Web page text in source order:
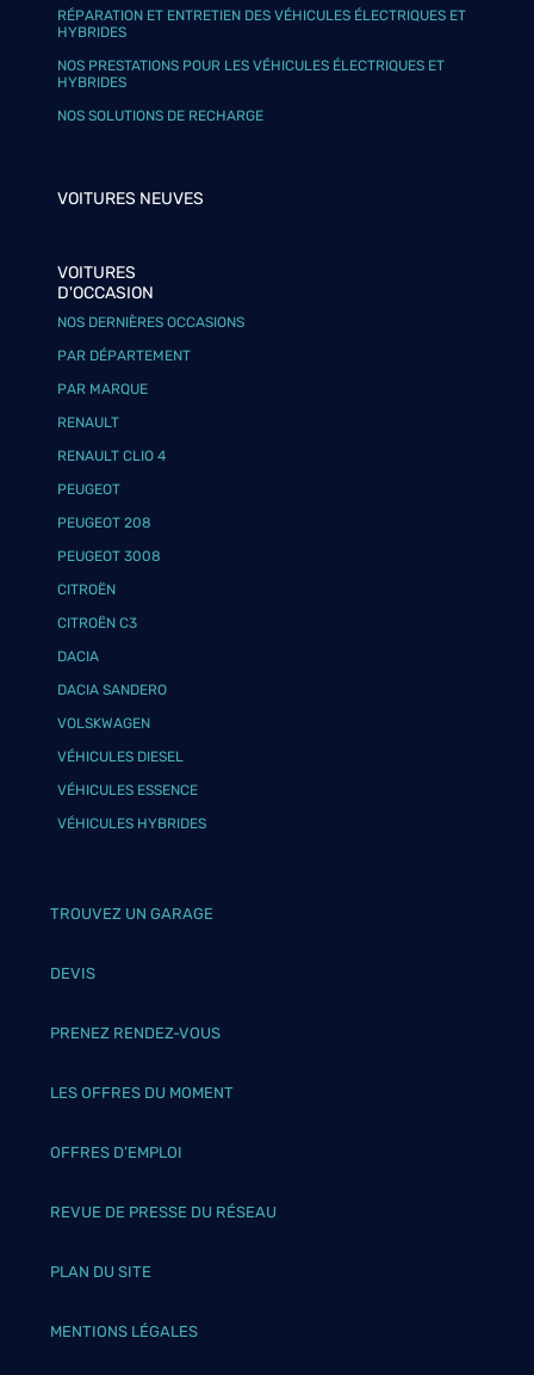
RÉPARATION ET ENTRETIEN DES VÉHICULES ÉLECTRIQUES ET
HYBRIDES
NOS PRESTATIONS POUR LES VÉHICULES ÉLECTRIQUES ET
HYBRIDES
NOS SOLUTIONS DE RECHARGE
VOITURES NEUVES
VOITURES
D'OCCASION
NOS DERNIÈRES OCCASIONS
PAR DÉPARTEMENT
PAR MARQUE
RENAULT
RENAULT CLIO 4
PEUGEOT
PEUGEOT 208
PEUGEOT 3008
CITROËN
CITROËN C3
DACIA
DACIA SANDERO
VOLSKWAGEN
VÉHICULES DIESEL
VÉHICULES ESSENCE
VÉHICULES HYBRIDES
TROUVEZ UN GARAGE
DEVIS
PRENEZ RENDEZ-VOUS
LES OFFRES DU MOMENT
OFFRES D’EMPLOI
REVUE DE PRESSE DU RÉSEAU
PLAN DU SITE
MENTIONS LÉGALES